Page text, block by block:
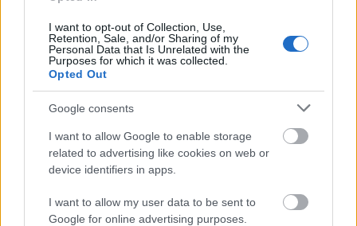
I want to opt-out of Collection, Use,
Retention, Sale, and/or Sharing of my
Personal Data that Is Unrelated with the
Purposes for which it was collected.
Opted Out
Google consents
I want to allow Google to enable storage
related to advertising like cookies on web or
device identifiers in apps.
I want to allow my user data to be sent to
Google for online advertising purposes.
foglalja össze a nappal kapcsolatos tudnivalókat.
Érdemes végignézni, hiszen alapos ízelítőt is
kaphattok a programból!